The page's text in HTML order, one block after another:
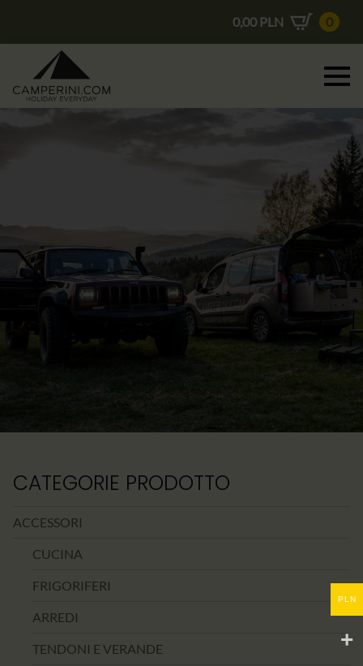
0,00 PLN 0
CATEGORIE PRODOTTO
ACCESSORI
CUCINA
FRIGORIFERI
ARREDI
TENDONI E VERANDE
PLN